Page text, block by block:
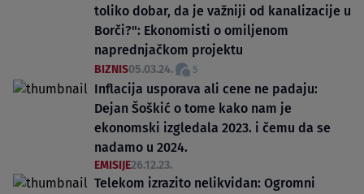
toliko dobar, da je važniji od kanalizacije u
Borči?": Ekonomisti o omiljenom
naprednjačkom projektu
BIZNIS05.03.24. 5
Inflacija usporava ali cene ne padaju:
Dejan Šoškić o tome kako nam je
ekonomski izgledala 2023. i čemu da se
nadamo u 2024.
EMISIJE26.12.23.
Telekom izrazito nelikvidan: Ogromni